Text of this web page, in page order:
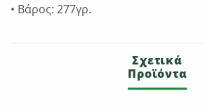
• Βάρος: 277γρ.
Σχετικά
Προϊόντα